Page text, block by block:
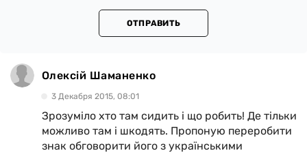
ОТПРАВИТЬ
Олексій Шаманенко
3 Декабря 2015, 08:01
Зрозуміло хто там сидить і що робить! Де тільки
можливо там і шкодять. Пропоную переробити
знак обговорити його з українськими